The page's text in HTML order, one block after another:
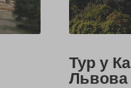
Тур у
Львова